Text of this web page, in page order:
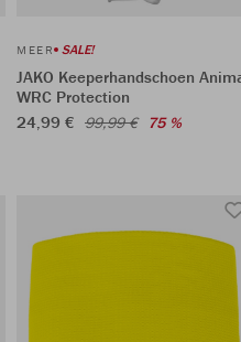
MEER SALE!
JAKO Keeperhandschoen
WRC Protection
24,99 € 99,99 € 75 %